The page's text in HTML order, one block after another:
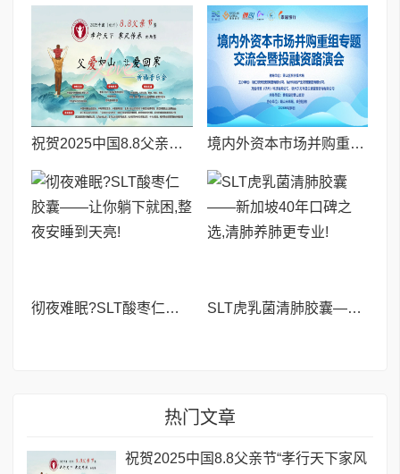
祝贺2025中国8.8父亲节“孝行天下家风传承”论坛暨祈福音乐会圆满成功 境内外资本市场并购重组专题交流会暨投融资路演会 深度解析驱动企业资本战略升级
彻夜难眠?SLT酸枣仁胶囊——让你躺下就困,整夜安睡到天亮! SLT虎乳菌清肺胶囊——新加坡40年口碑之选,清肺养肺更专业!
热门文章
祝贺2025中国8.8父亲节“孝行天下家风